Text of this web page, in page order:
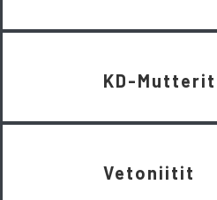
KD-Mutterit
Vetoniitit